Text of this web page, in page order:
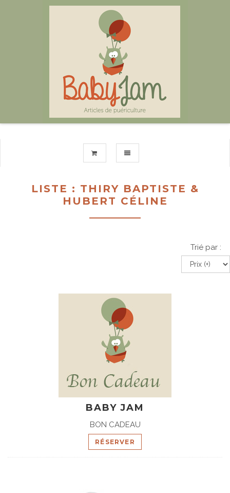
LISTE : THIRY BAPTISTE &
HUBERT CÉLINE
Trié par :
BABY JAM
BON CADEAU
RÉSERVER